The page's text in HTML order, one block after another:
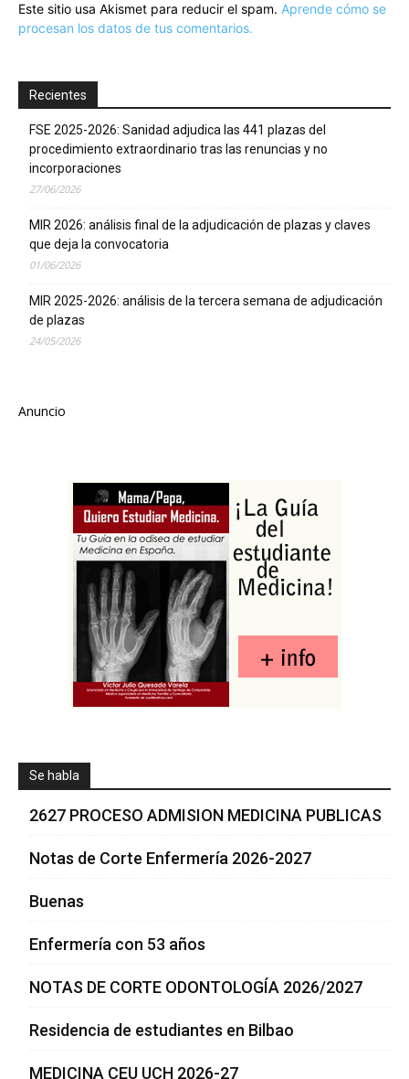
Este sitio usa Akismet para reducir el spam. Aprende cómo se
procesan los datos de tus comentarios.
Recientes
FSE 2025-2026: Sanidad adjudica las 441 plazas del
procedimiento extraordinario tras las renuncias y no
incorporaciones
27/06/2026
MIR 2026: análisis final de la adjudicación de plazas y claves
que deja la convocatoria
01/06/2026
MIR 2025-2026: análisis de la tercera semana de adjudicación
de plazas
24/05/2026
Anuncio
Se habla
2627 PROCESO ADMISION MEDICINA PUBLICAS
Notas de Corte Enfermería 2026-2027
Buenas
Enfermería con 53 años
NOTAS DE CORTE ODONTOLOGÍA 2026/2027
Residencia de estudiantes en Bilbao
MEDICINA CEU UCH 2026-27